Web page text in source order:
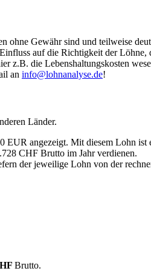
ohne Gewähr sind und teilweise
auf die Richtigkeit der
z.B. die Lebenshaltungskosten
an info@lohnanalyse.de!
Länder.
EUR angezeigt. Mit diesem Lohn ist
CHF Brutto im Jahr verdienen.
der jeweilige Lohn von der
Brutto.